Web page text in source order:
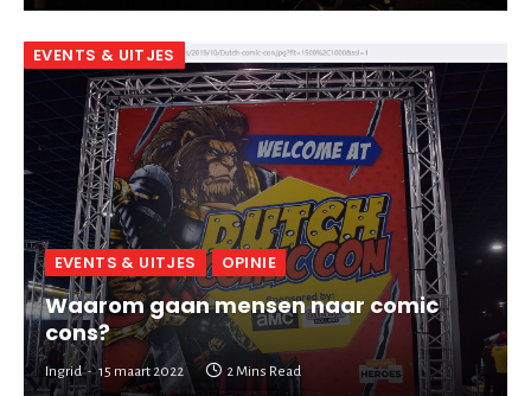
EVENTS & UITJES
EVENTS & UITJES OPINIE
Waarom gaan mensen naar comic
cons?
Ingrid 15 maart 2022 2 Mins Read